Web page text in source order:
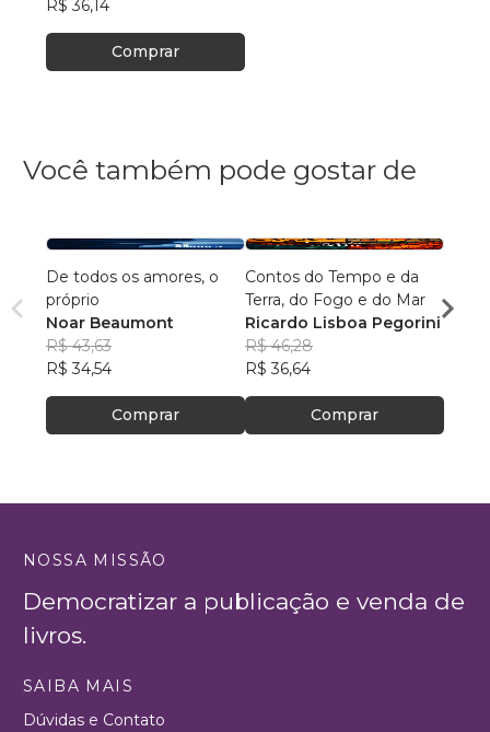
R$ 36,14
Comprar
Você também pode gostar de
De todos os amores, o
próprio
Noar Beaumont
R$ 43,63
R$ 34,54
Comprar
Contos do Tempo e da
Terra, do Fogo e do Mar
Ricardo Lisboa Pegorini
R$ 46,28
R$ 36,64
Comprar
R$
NOSSA MISSÃO
Democratizar a publicação e venda de
livros.
SAIBA MAIS
Dúvidas e Contato